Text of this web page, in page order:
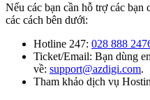
Nếu các bạn cần hỗ trợ các bạn
các cách bên dưới:
Hotline 247: 028 888
Ticket/Email: Bạn dùng
về: support@azdigi.com.
Tham khảo dịch vụ